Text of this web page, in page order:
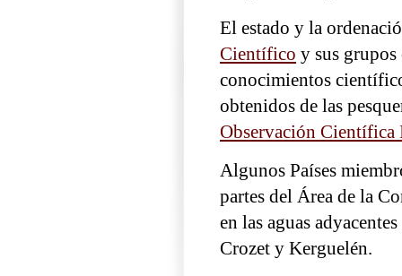
El estado y la
Científico y sus grupos
conocimientos
obtenidos de las
Observación
Algunos Países
partes del Área de la
en las aguas
Crozet y Kerguelén.